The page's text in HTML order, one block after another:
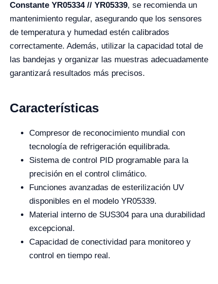
Constante YR05334 // YR05339, se recomienda un
mantenimiento regular, asegurando que los sensores
de temperatura y humedad estén calibrados
correctamente. Además, utilizar la capacidad total de
las bandejas y organizar las muestras adecuadamente
garantizará resultados más precisos.
Características
Compresor de reconocimiento mundial con
tecnología de refrigeración equilibrada.
Sistema de control PID programable para la
precisión en el control climático.
Funciones avanzadas de esterilización UV
disponibles en el modelo YR05339.
Material interno de SUS304 para una durabilidad
excepcional.
Capacidad de conectividad para monitoreo y
control en tiempo real.